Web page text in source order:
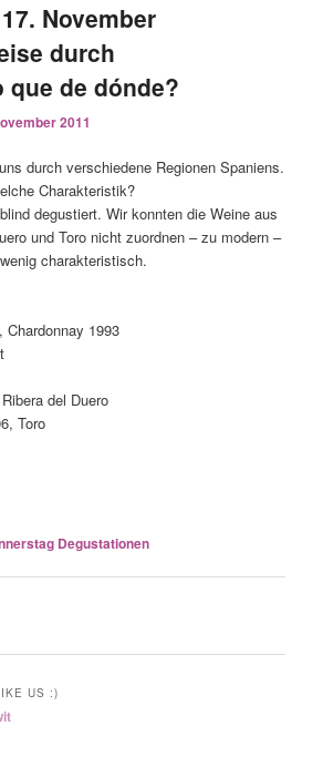
November
durch
que de dónde?
2011
durch verschiedene Regionen Spaniens.
Charakteristik?
degustiert. Wir konnten die Weine aus
und Toro nicht zuordnen – zu modern –
charakteristisch.
Chardonnay 1993
del Duero
Toro
Degustationen
US :)